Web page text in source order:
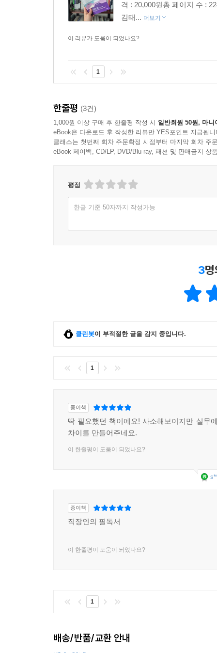
격 : 20,000원총 페이지 수 :
김태... 더보기
이 리뷰가 도움이 되었나요?
1
한줄평 (3건)
1,000원 이상 구매 후 한줄평 작성 시 일반회원 50원, 마니
eBook은 다운로드 후 작성한 리뷰만 YES포인트 지급됩니
클래스는 첫번째 회차 주문확정 시점부터 마지막 회차 주
eBook 페이백, CD/LP, DVD/Blu-ray, 패션 및 판매금지 상
평점
한글 기준 50자까지 작성가능
3
클린봇이 부적절한 글을 감지 중입니다.
1
종이책
딱 필요했던 책이에요! 사소해보이지만 실무
차이를 만들어주네요.
이 한줄평이 도움이 되었나요?
종이책
직장인의 필독서
이 한줄평이 도움이 되었나요?
1
배송/반품/교환 안내